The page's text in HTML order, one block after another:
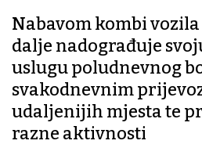
Nabavom kombi
dalje nadograđuje
uslugu poludnevnog
svakodnevnim
udaljenijih mjesta te
razne aktivnosti